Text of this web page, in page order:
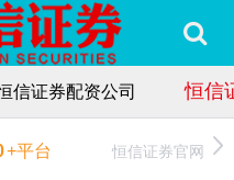
信证券配资公司 恒信
+平台 恒信证券官网